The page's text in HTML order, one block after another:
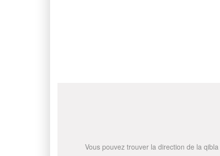
Vous pouvez trouver la direction de la